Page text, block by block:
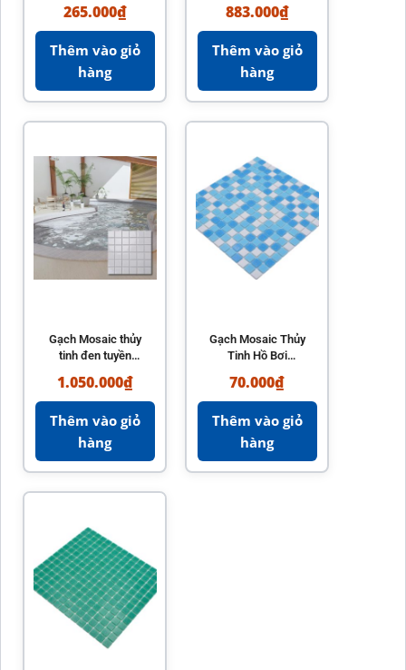
Paradise Stones
265.000₫
Thêm vào giỏ
hàng
Reviglass Karma
Black Marble
883.000₫
Thêm vào giỏ
hàng
Gạch Mosaic thủy
tinh đen tuyền
30x30cm)
1.050.000₫
Thêm vào giỏ
hàng
Gạch Mosaic Thủy
Tinh Hồ Bơi
(Loang Màu)
70.000₫
Thêm vào giỏ
hàng